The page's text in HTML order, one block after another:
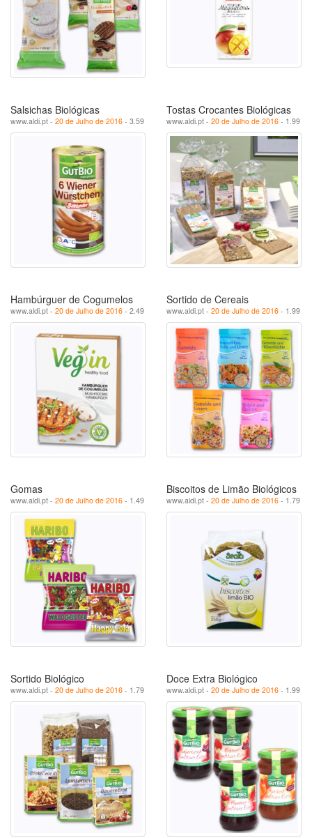
Salsichas Biológicas
www.aldi.pt - 20 de Julho de 2016 - 3.59
Tostas Crocantes Biológicas
www.aldi.pt - 20 de Julho de 2016 - 1.99
Hambúrguer de Cogumelos
www.aldi.pt - 20 de Julho de 2016 - 2.49
Sortido de Cereais
www.aldi.pt - 20 de Julho de 2016 - 1.99
Gomas
www.aldi.pt - 20 de Julho de 2016 - 1.49
Biscoitos de Limão Biológicos
www.aldi.pt - 20 de Julho de 2016 - 1.79
Sortido Biológico
www.aldi.pt - 20 de Julho de 2016 - 1.79
Doce Extra Biológico
www.aldi.pt - 20 de Julho de 2016 - 1.99